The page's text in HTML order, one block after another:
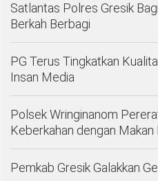
Satlantas Polres Gresik
Berkah Berbagi
PG Terus Tingkatkan
Insan Media
Polsek Wringinanom
Keberkahan dengan Makan
Pemkab Gresik Galakkan